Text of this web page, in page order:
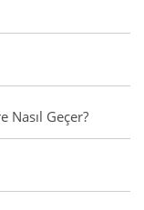
Geçer?